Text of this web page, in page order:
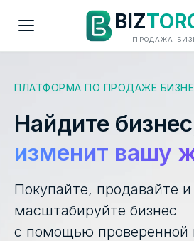
BIZ
ПРОДАЖА
ПЛАТФОРМА ПО ПРОДАЖЕ
Найдите
изменит вашу
Покупайте, продавайте и
масштабируйте бизнес
с помощью проверенной